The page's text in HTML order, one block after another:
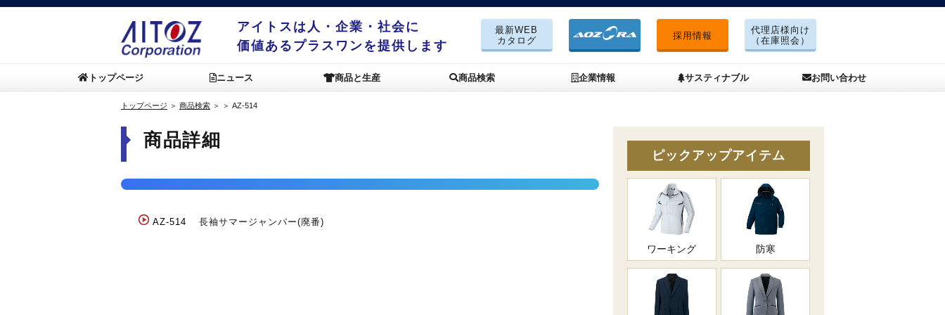
アイトスは人・企業・社会に
価値あるプラスワンを提供します
最新WEB
カタログ
採用情報
代理店様向け
（在庫照会）
トップページ ニュース 商品と生産 商品検索 企業情報 サスティナブル お問い合わせ
トップページ ＞ 商品検索 ＞ ＞ AZ-514
商品詳細
AZ-514 長袖サマージャンパー(廃番)
ピックアップアイテム
ワーキング 防寒